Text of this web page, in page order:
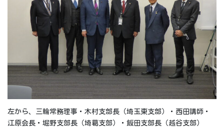
左から、三輪常務理事・木村支部長（埼玉東支部）・西田講師・
江原会長・堀野支部長（埼葛支部）・飯田支部長（越谷支部）